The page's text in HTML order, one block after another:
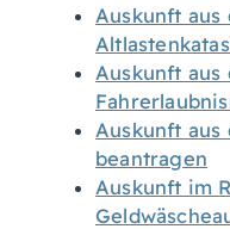
Auskunft aus
Auskunft aus
Auskunft aus
beantragen
Auskunft im